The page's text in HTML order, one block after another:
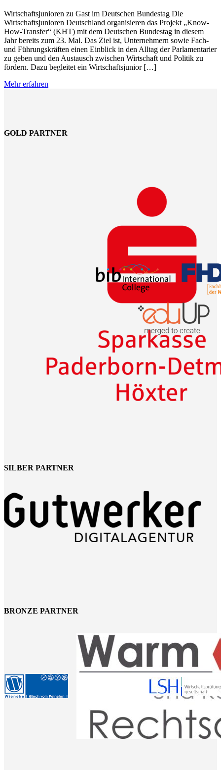
Wirtschaftsjunioren zu Gast im Deutschen Bundestag Die
Wirtschaftsjunioren Deutschland organisieren das Projekt „Know-
How-Transfer“ (KHT) mit dem Deutschen Bundestag in diesem
Jahr bereits zum 23. Mal. Das Ziel ist, Unternehmern sowie Fach-
und Führungskräften einen Einblick in den Alltag der Parlamentarier
zu geben und den Austausch zwischen Wirtschaft und Politik zu
fördern. Dazu begleitet ein Wirtschaftsjunior […]
Mehr erfahren
GOLD PARTNER
SILBER PARTNER
BRONZE PARTNER